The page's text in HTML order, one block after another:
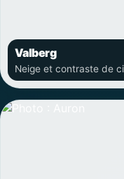
Valberg
Neige et contraste de